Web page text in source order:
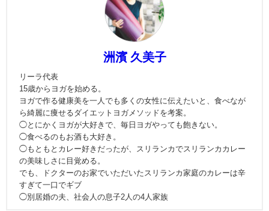
洲濱 久美子
リーラ代表
15歳からヨガを始める。
ヨガで作る健康美を一人でも多くの女性に伝えたいと、食べなが
ら綺麗に痩せるダイエットヨガメソッドを考案。
◯とにかくヨガが大好きで、毎日ヨガやっても飽きない。
◯食べるのもお酒も大好き。
◯もともとカレー好きだったが、スリランカでスリランカカレー
の美味しさに目覚める。
でも、ドクターのお家でいただいたスリランカ家庭のカレーは辛
すぎて一口でギブ
◯別居婚の夫、社会人の息子2人の4人家族